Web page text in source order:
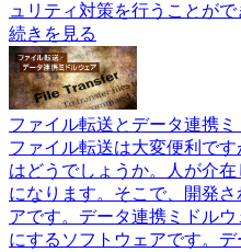
ュリティ対策を行うことがで
続きを見る
ファイル転送とデータ連携
ファイル転送は大変便利で
はどうでしょうか。人が介
になります。そこで、開発
アです。データ連携ミドル
にするソフトウェアです。